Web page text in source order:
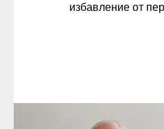
избавление от